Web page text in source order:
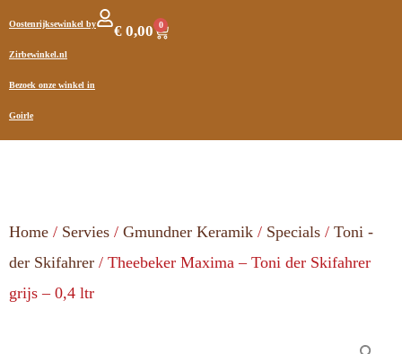
Oostenrijksewinkel by
Zirbewinkel.nl
Bezoek onze winkel in
Goirle
€ 0,00 0
Home / Servies / Gmundner Keramik / Specials / Toni -
der Skifahrer / Theebeker Maxima – Toni der Skifahrer
grijs – 0,4 ltr